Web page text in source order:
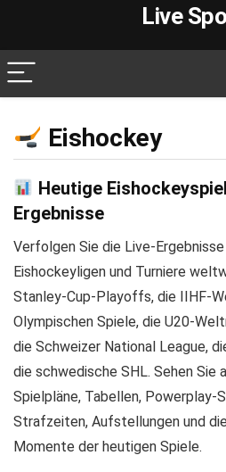
Live
Eishockey
Heutige
Ergebnisse
Verfolgen Sie die Live-
Eishockeyligen und Turniere
Stanley-Cup-Playoffs, die IIHF-
Olympischen Spiele, die U20-
die Schweizer National League,
die schwedische SHL. Sehen Sie
Spielpläne, Tabellen, Powerplay-
Strafzeiten, Aufstellungen und
Momente der heutigen Spiele.